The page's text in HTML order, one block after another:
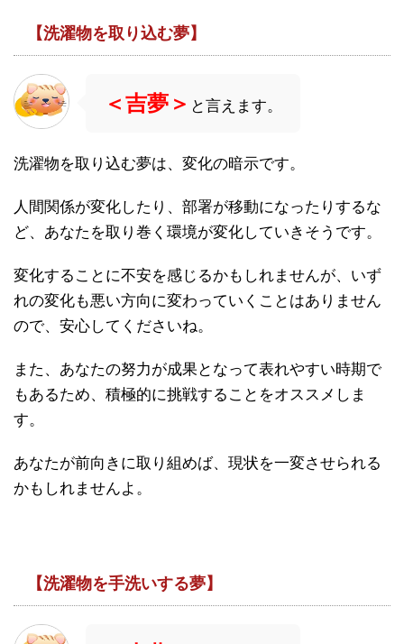
【洗濯物を取り込む夢】
＜吉夢＞ と言えます。
洗濯物を取り込む夢は、変化の暗示です。
人間関係が変化したり、部署が移動になったりするな
ど、あなたを取り巻く環境が変化していきそうです。
変化することに不安を感じるかもしれませんが、いず
れの変化も悪い方向に変わっていくことはありません
ので、安心してくださいね。
また、あなたの努力が成果となって表れやすい時期で
もあるため、積極的に挑戦することをオススメしま
す。
あなたが前向きに取り組めば、現状を一変させられる
かもしれませんよ。
【洗濯物を手洗いする夢】